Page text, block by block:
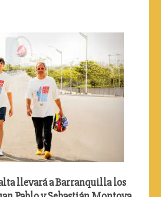
llevará a Barranquilla los